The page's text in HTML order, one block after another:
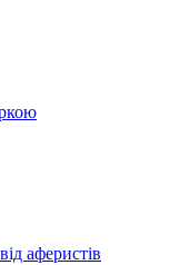
аферистів